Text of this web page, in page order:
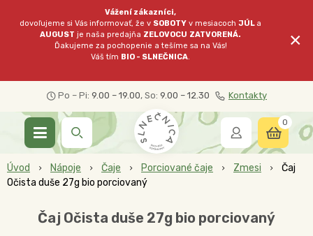
Vážení zákazníci,
dovoľujeme si Vás informovať, že v SOBOTY v mesiacochJÚL a
AUGUST je naša predajňa ZELOVOCU ZATVORENÁ.
Ďakujeme za pochopenie a tešíme sa na Vás!
Váš tím BIO - SLNEČNICA.
×
Po – Pi: 9.00 – 19.00, So: 9.00 – 12.30 Kontakty
0
Úvod Nápoje Čaje Porciované čaje Zmesi
Čaj
Očista duše 27g bio porciovaný
Čaj Očista duše 27g bio porciovaný